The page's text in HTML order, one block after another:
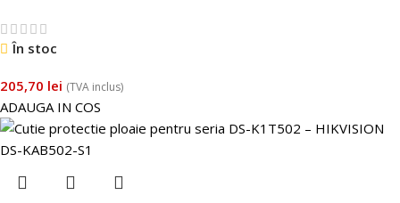
În stoc
205,70 lei (TVA inclus)
ADAUGA IN COS